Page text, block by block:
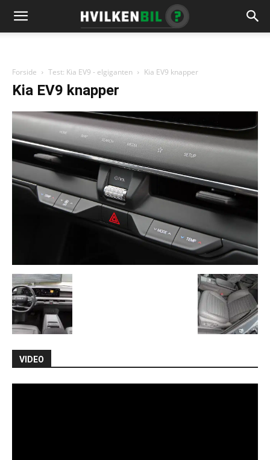
Forside Test: Kia EV9 - elgiganten Kia EV9 knapper
Kia EV9 knapper
VIDEO